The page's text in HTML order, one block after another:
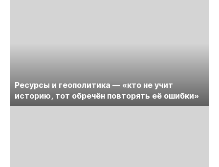
Ресурсы и геополитика — «кто не учит
историю, тот обречён повторять её ошибки»